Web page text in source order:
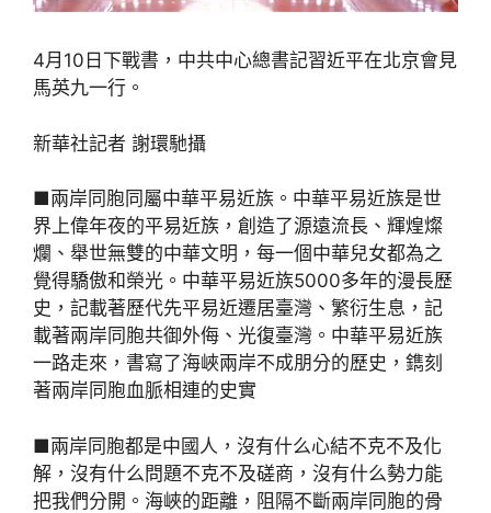
4月10日下戰書，中共中心總書記習近平在北京會見
馬英九一行。
新華社記者 謝環馳攝
■兩岸同胞同屬中華平易近族。中華平易近族是世
界上偉年夜的平易近族，創造了源遠流長、輝煌燦
爛、舉世無雙的中華文明，每一個中華兒女都為之
覺得驕傲和榮光。中華平易近族5000多年的漫長歷
史，記載著歷代先平易近遷居臺灣、繁衍生息，記
載著兩岸同胞共御外侮、光復臺灣。中華平易近族
一路走來，書寫了海峽兩岸不成朋分的歷史，鐫刻
著兩岸同胞血脈相連的史實
■兩岸同胞都是中國人，沒有什么心結不克不及化
解，沒有什么問題不克不及磋商，沒有什么勢力能
把我們分開。海峽的距離，阻隔不斷兩岸同胞的骨